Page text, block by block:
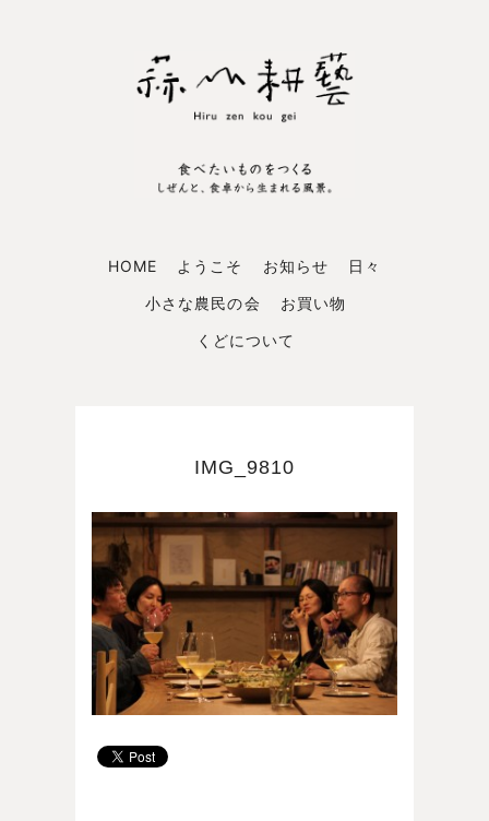
HOME ようこそ お知らせ
日々
小さな農民の会
お買い物
くどについて
IMG_9810